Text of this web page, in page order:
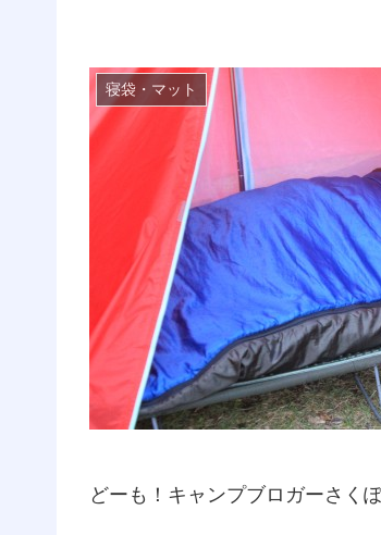
寝袋・マット
どーも！キャンプブロガーさく